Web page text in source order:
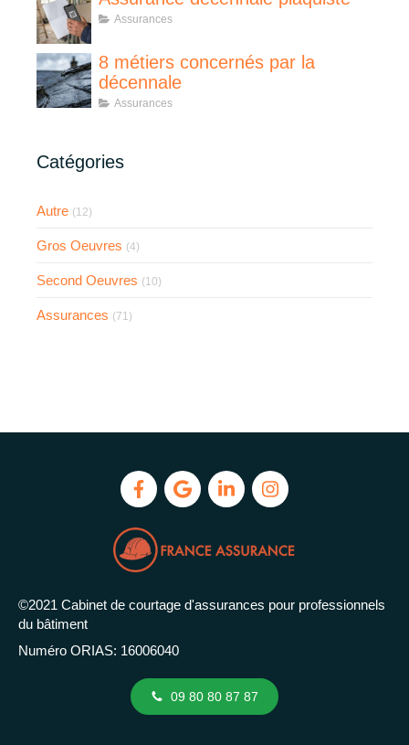
Assurances
8 métiers concernés par la
décennale
Assurances
Catégories
Autre (12)
Gros Oeuvres (4)
Second Oeuvres (10)
Assurances (71)
©2021 Cabinet de courtage d'assurances pour professionnels
du bâtiment
Numéro ORIAS: 16006040
09 80 80 87 87